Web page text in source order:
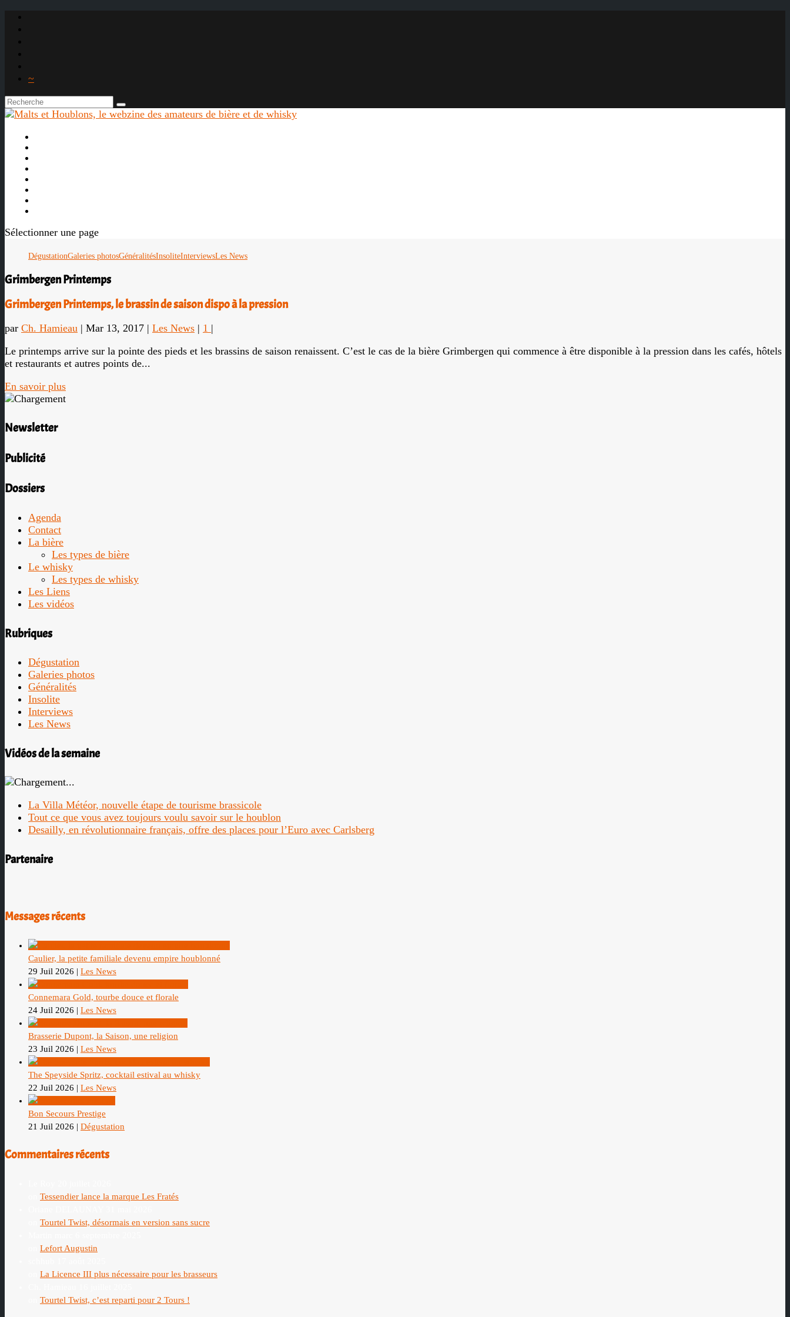
~
Sélectionner une page
DégustationGaleries photosGénéralitésInsoliteInterviewsLes News
Grimbergen Printemps
Grimbergen Printemps, le brassin de saison dispo à la pression
par Ch. Hamieau | Mar 13, 2017 | Les News | 1 |
Le printemps arrive sur la pointe des pieds et les brassins de saison renaissent. C’est le cas de la bière Grimbergen qui commence à être disponible à la pression dans les cafés, hôtels
et restaurants et autres points de...
En savoir plus
Newsletter
Publicité
Dossiers
Agenda
Contact
La bière
Les types de bière
Le whisky
Les types de whisky
Les Liens
Les vidéos
Rubriques
Dégustation
Galeries photos
Généralités
Insolite
Interviews
Les News
Vidéos de la semaine
La Villa Météor, nouvelle étape de tourisme brassicole
Tout ce que vous avez toujours voulu savoir sur le houblon
Desailly, en révolutionnaire français, offre des places pour l’Euro avec Carlsberg
Partenaire
Messages récents
Caulier, la petite familiale devenu empire houblonné
29 Juil 2026 | Les News
Connemara Gold, tourbe douce et florale
24 Juil 2026 | Les News
Brasserie Dupont, la Saison, une religion
23 Juil 2026 | Les News
The Speyside Spritz, cocktail estival au whisky
22 Juil 2026 | Les News
Bon Secours Prestige
21 Juil 2026 | Dégustation
Commentaires récents
Tessendier lance la marque Les Fratés
Tourtel Twist, désormais en version sans sucre
Lefort Augustin
La Licence III plus nécessaire pour les brasseurs
Tourtel Twist, c’est reparti pour 2 Tours !